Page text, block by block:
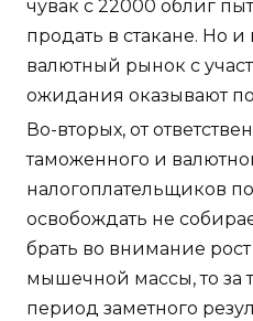
чувак с 22000 облиг
продать в стакане. Но
валютный рынок с
ожидания оказывают
Во-вторых, от
таможенного и
налогоплательщиков
освобождать не
брать во внимание
мышечной массы, то за
период заметного